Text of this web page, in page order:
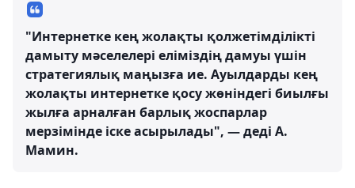
"Интернетке кең жолақты қолжетімділікті
дамыту мәселелері еліміздің дамуы үшін
стратегиялық маңызға ие. Ауылдарды кең
жолақты интернетке қосу жөніндегі биылғы
жылға арналған барлық жоспарлар
мерзімінде іске асырылады", — деді А.
Мамин.